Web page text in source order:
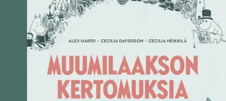
Ei saatavilla
Tuotekuvaus